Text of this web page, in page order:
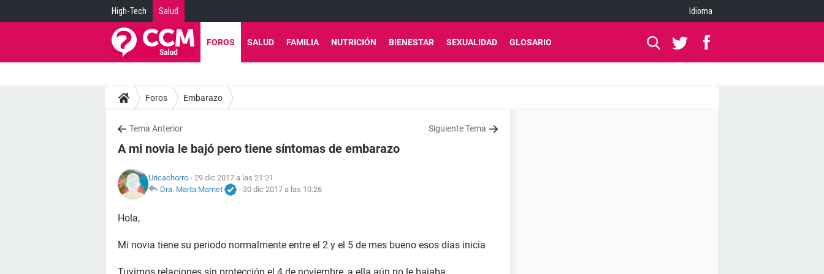
High-Tech Salud Idioma
FOROS SALUD FAMILIA NUTRICIÓN BIENESTAR SEXUALIDAD GLOSARIO
Foros Embarazo
Tema Anterior Siguiente Tema
A mi novia le bajó pero tiene síntomas de embarazo
Uricachorro - 29 dic 2017 a las 21:21
Dra. Marta Marnet
- 30 dic 2017 a las 10:26
Hola,
Mi novia tiene su periodo normalmente entre el 2 y el 5 de mes bueno esos días inicia